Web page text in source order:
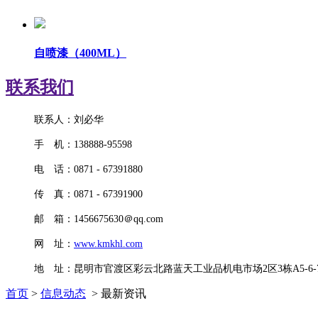
自喷漆（400ML）
联系我们
联系人：刘必华
手 机：138888-95598
电 话：0871 - 67391880
传 真：0871 - 67391900
邮 箱：1456675630＠qq.com
网 址： www.kmkhl.com
地 址：昆明市官渡区彩云北路蓝天工业品机电市场2区3栋A5-6-
首页 > 信息动态 > 最新资讯